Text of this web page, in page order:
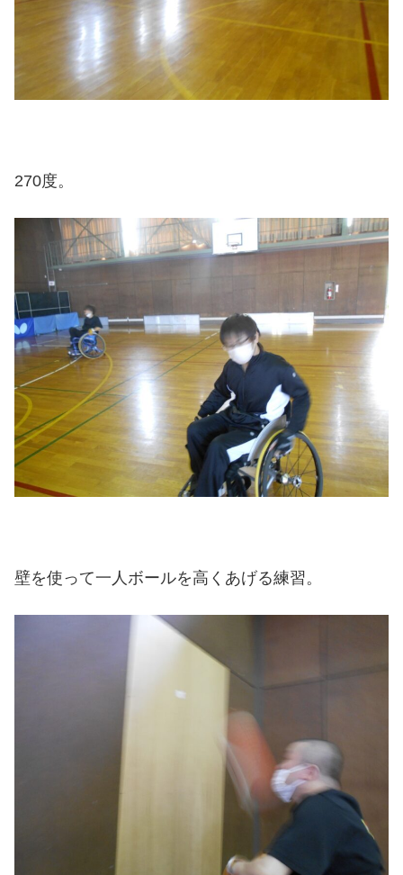
270度。
壁を使って一人ボールを高くあげる練習。